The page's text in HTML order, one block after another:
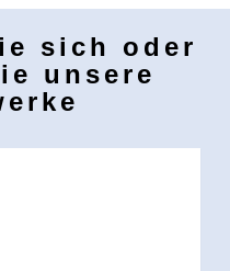
sich oder
unsere